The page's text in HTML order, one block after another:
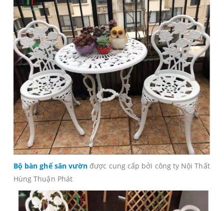
Bộ bàn ghế sân vườn được cung cấp bởi công ty Nội Thất
Hùng Thuận Phát